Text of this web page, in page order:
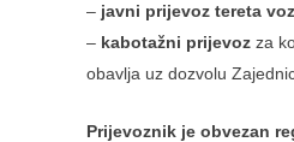
– javni prijevoz tereta
– kabotažni prijevoz za
obavlja uz dozvolu
Prijevoznik je obvezan